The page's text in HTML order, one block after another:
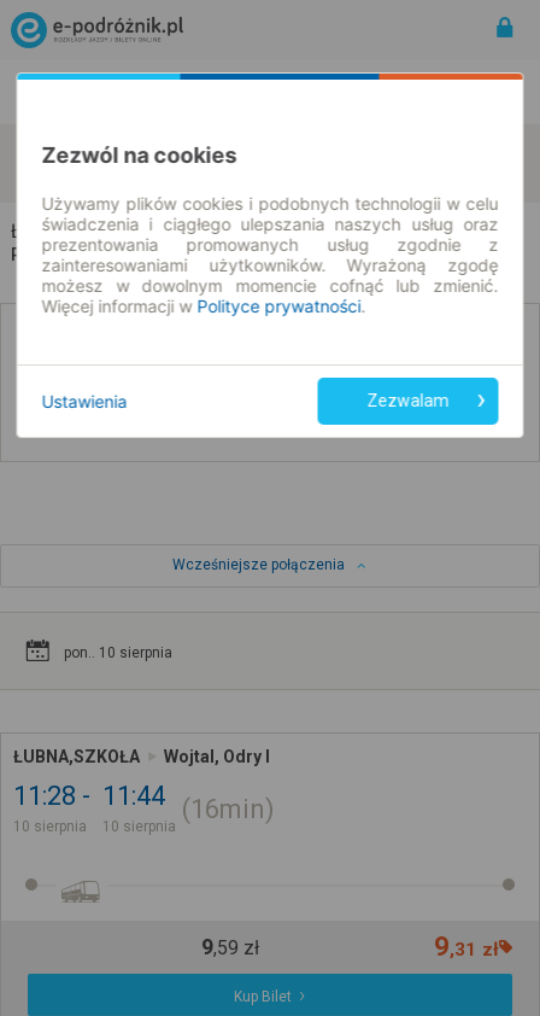
Łubna Wojtal
Łubna → Wojtal
Rozkład jazdy i bilety
Poniżej przedstawiamy dostępne połączenia z innych dat
Wcześniejsze połączenia
pon.. 10 sierpnia
ŁUBNA,SZKOŁA Wojtal, Odry I
11:28
10 sierpnia
11:44
10 sierpnia
16min
9,59 zł 9,31 zł
Kup Bilet
Zezwól na cookies
Używamy plików cookies i podobnych technologii w celu
świadczenia i ciągłego ulepszania naszych usług oraz
prezentowania promowanych usług zgodnie z
zainteresowaniami użytkowników. Wyrażoną zgodę
możesz w dowolnym momencie cofnąć lub zmienić.
Więcej informacji w Polityce prywatności.
Ustawienia Zezwalam